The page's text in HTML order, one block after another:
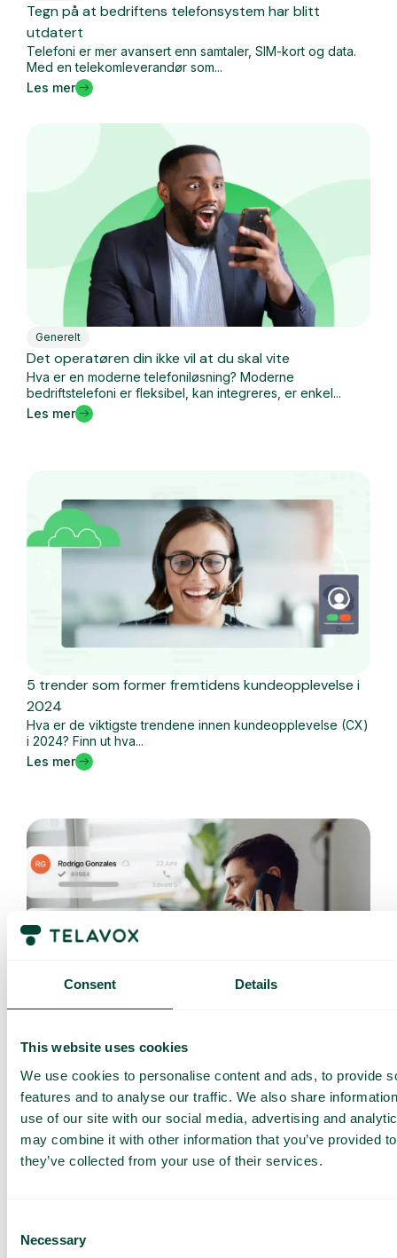
Consent Details
This website uses cookies
We use cookies to personalise content and ads, to provide
features and to analyse our traffic. We also share
use of our site with our social media, advertising and
may combine it with other information that you’ve provided
they’ve collected from your use of their services.
Selection
Necessary
Tegn på at bedriftens telefonsystem har blitt
utdatert
Telefoni er mer avansert enn samtaler, SIM-kort og data.
Med en telekomleverandør som...
Les mer
Generelt
Det operatøren din ikke vil at du skal vite
Hva er en moderne telefoniløsning? Moderne
bedriftstelefoni er fleksibel, kan integreres, er enkel...
Les mer
5 trender som former fremtidens kundeopplevelse i
2024
Hva er de viktigste trendene innen kundeopplevelse (CX)
i 2024? Finn ut hva...
Les mer
Et av de beste verktøyene for å håndtere samtaler er et
saksbehandlingssystem. De...